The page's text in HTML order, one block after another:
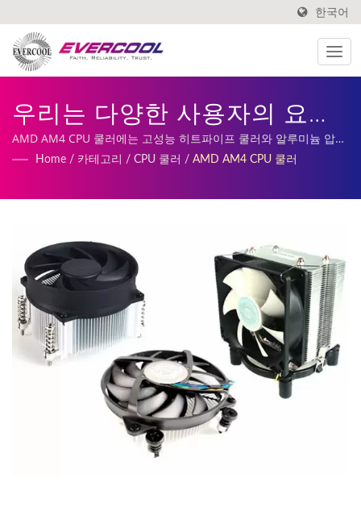
한국어
우리는 다양한 사용자의 요구
를 충족시키고 탁월한 냉각 효
AMD AM4 쿨러를 제공합니다
| 저프로파일 CPU 쿨링 팬 쿨
러 제조업체 | EVERCOOL
AMD AM4 CPU 쿨러에는 고성능 히트파이프 쿨러와 알루미늄 압출
쿨러 옵션이 있습니다 | 저희 서비스에는 맞춤형 DC 팬, 히트싱크
Home / 카테고리 / CPU 쿨러 / AMD AM4 CPU 쿨러